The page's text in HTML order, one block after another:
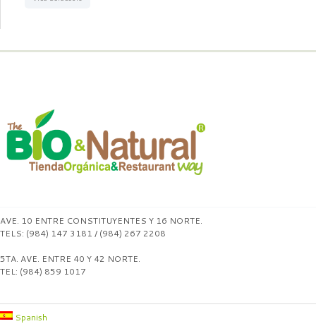
AVE. 10 ENTRE CONSTITUYENTES Y 16 NORTE.
TELS: (984) 147 3181 / (984) 267 2208
5TA. AVE. ENTRE 40 Y 42 NORTE.
TEL: (984) 859 1017
Spanish